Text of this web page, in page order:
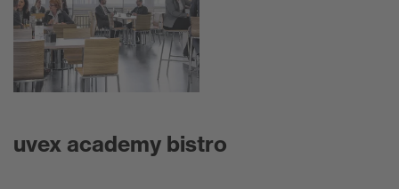
uvex academy bistro